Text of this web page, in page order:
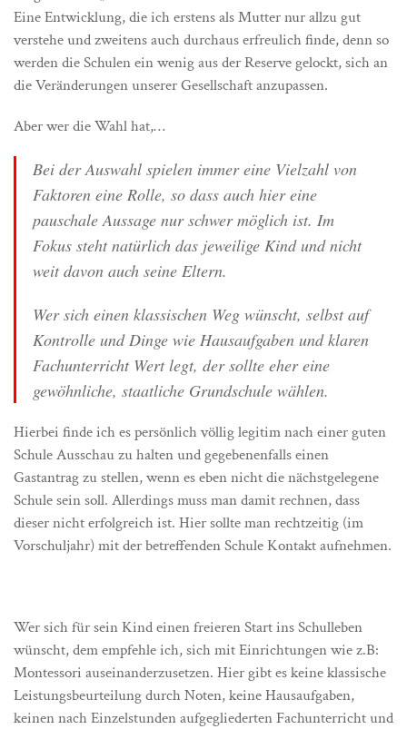
Eine Entwicklung, die ich erstens als Mutter nur allzu gut
verstehe und zweitens auch durchaus erfreulich finde, denn so
werden die Schulen ein wenig aus der Reserve gelockt, sich an
die Veränderungen unserer Gesellschaft anzupassen.
Aber wer die Wahl hat,…
Bei der Auswahl spielen immer eine Vielzahl von
Faktoren eine Rolle, so dass auch hier eine
pauschale Aussage nur schwer möglich ist. Im
Fokus steht natürlich das jeweilige Kind und nicht
weit davon auch seine Eltern.
Wer sich einen klassischen Weg wünscht, selbst auf
Kontrolle und Dinge wie Hausaufgaben und klaren
Fachunterricht Wert legt, der sollte eher eine
gewöhnliche, staatliche Grundschule wählen.
Hierbei finde ich es persönlich völlig legitim nach einer guten
Schule Ausschau zu halten und gegebenenfalls einen
Gastantrag zu stellen, wenn es eben nicht die nächstgelegene
Schule sein soll. Allerdings muss man damit rechnen, dass
dieser nicht erfolgreich ist. Hier sollte man rechtzeitig (im
Vorschuljahr) mit der betreffenden Schule Kontakt aufnehmen.
Wer sich für sein Kind einen freieren Start ins Schulleben
wünscht, dem empfehle ich, sich mit Einrichtungen wie z.B:
Montessori auseinanderzusetzen. Hier gibt es keine klassische
Leistungsbeurteilung durch Noten, keine Hausaufgaben,
keinen nach Einzelstunden aufgegliederten Fachunterricht und